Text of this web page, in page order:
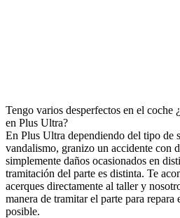
Tengo varios desperfectos en el coche
en Plus Ultra?
En Plus Ultra dependiendo del tipo de
vandalismo, granizo un accidente con
simplemente daños ocasionados en
tramitación del parte es distinta. Te
acerques directamente al taller y
manera de tramitar el parte para repara
posible.